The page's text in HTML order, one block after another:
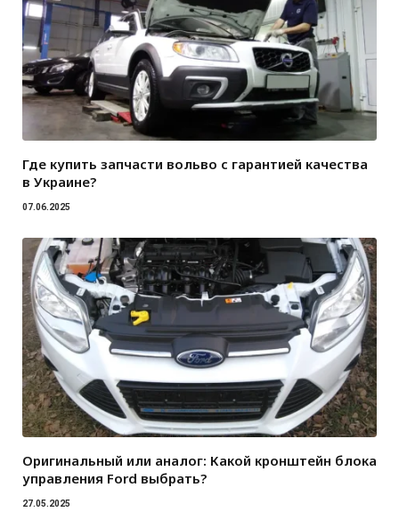
Где купить запчасти вольво с гарантией качества
в Украине?
07.06.2025
Оригинальный или аналог: Какой кронштейн блока
управления Ford выбрать?
27.05.2025